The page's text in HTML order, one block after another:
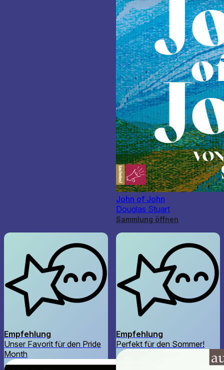
John of John
Douglas Stuart
Sammlung öffnen
Empfehlung
Unser Favorit für den Pride
Month
Empfehlung
Perfekt für den Sommer!